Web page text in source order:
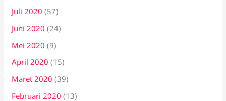
Juli 2020 (57)
Juni 2020 (24)
Mei 2020 (9)
April 2020 (15)
Maret 2020 (39)
Februari 2020 (13)